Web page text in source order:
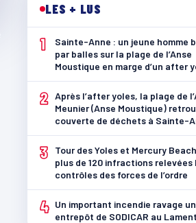
LES + LUS
1
Sainte-Anne : un jeune homme
par balles sur la plage de l’Anse
Moustique en marge d’un after
2 Après l’after yoles, la plage de
Meunier (Anse Moustique)
couverte de déchets à Sainte-
3
Tour des Yoles et Mercury
plus de 120 infractions relevées
contrôles des forces de l’ordre
4 Un important incendie ravage un
entrepôt de SODICAR au